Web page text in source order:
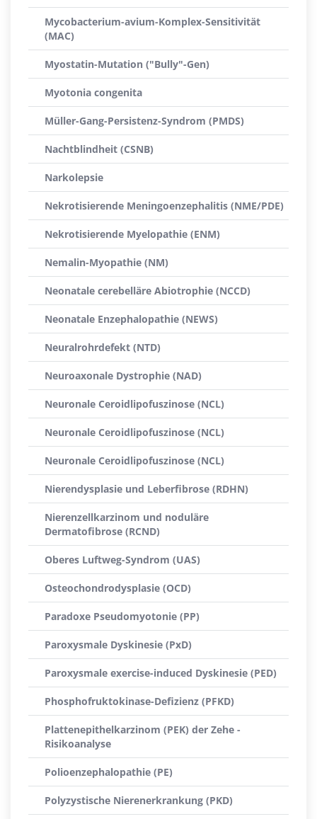
Mycobacterium-avium-Komplex-Sensitivität
(MAC)
Myostatin-Mutation ("Bully"-Gen)
Myotonia congenita
Müller-Gang-Persistenz-Syndrom (PMDS)
Nachtblindheit (CSNB)
Narkolepsie
Nekrotisierende Meningoenzephalitis (NME/PDE)
Nekrotisierende Myelopathie (ENM)
Nemalin-Myopathie (NM)
Neonatale cerebelläre Abiotrophie (NCCD)
Neonatale Enzephalopathie (NEWS)
Neuralrohrdefekt (NTD)
Neuroaxonale Dystrophie (NAD)
Neuronale Ceroidlipofuszinose (NCL)
Neuronale Ceroidlipofuszinose (NCL)
Neuronale Ceroidlipofuszinose (NCL)
Nierendysplasie und Leberfibrose (RDHN)
Nierenzellkarzinom und noduläre
Dermatofibrose (RCND)
Oberes Luftweg-Syndrom (UAS)
Osteochondrodysplasie (OCD)
Paradoxe Pseudomyotonie (PP)
Paroxysmale Dyskinesie (PxD)
Paroxysmale exercise-induced Dyskinesie (PED)
Phosphofruktokinase-Defizienz (PFKD)
Plattenepithelkarzinom (PEK) der Zehe -
Risikoanalyse
Polioenzephalopathie (PE)
Polyzystische Nierenerkrankung (PKD)